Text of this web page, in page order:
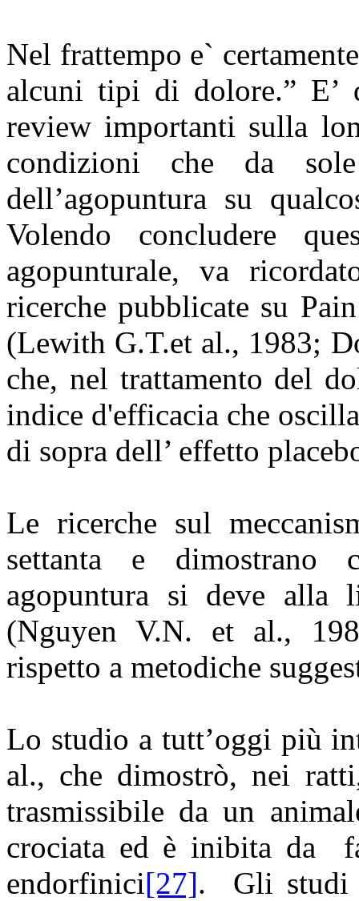
Nel frattempo e`
alcuni tipi di dolore.” E’
review importanti sulla
condizioni che da sole
dell’agopuntura su
Volendo concludere
agopunturale, va
ricerche pubblicate su
(Lewith G.T.et al., 1983;
che, nel trattamento del
indice d'efficacia che
di sopra dell’ effetto
Le ricerche sul
settanta e dimostrano
agopuntura si deve alla
(Nguyen V.N. et al.,
rispetto a metodiche
Lo studio a tutt’oggi più
al., che dimostrò, nei
trasmissibile da un
crociata ed è inibita da
endorfinici[27].
Gli studi